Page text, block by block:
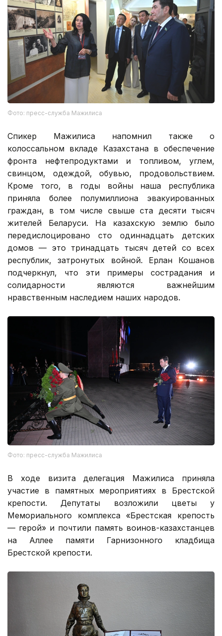
Фото: пресс-служба Мажилиса
Спикер Мажилиса напомнил также о
колоссальном вкладе Казахстана в обеспечение
фронта нефтепродуктами и топливом, углем,
свинцом, одеждой, обувью, продовольствием.
Кроме того, в годы войны наша республика
приняла более полумиллиона эвакуированных
граждан, в том числе свыше ста десяти тысяч
жителей Беларуси. На казахскую землю было
передислоцировано сто одиннадцать детских
домов — это тринадцать тысяч детей со всех
республик, затронутых войной. Ерлан Кошанов
подчеркнул, что эти примеры сострадания и
солидарности являются важнейшим
нравственным наследием наших народов.
Фото: пресс-служба Мажилиса
В ходе визита делегация Мажилиса приняла
участие в памятных мероприятиях в Брестской
крепости. Депутаты возложили цветы у
Мемориального комплекса «Брестская крепость
— герой» и почтили память воинов-казахстанцев
на Аллее памяти Гарнизонного кладбища
Брестской крепости.